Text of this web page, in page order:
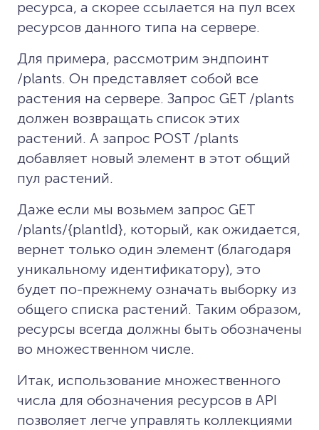
ресурса, а скорее ссылается на пул всех
ресурсов данного типа на сервере.
Для примера, рассмотрим эндпоинт
/plants. Он представляет собой все
растения на сервере. Запрос GET /plants
должен возвращать список этих
растений. А запрос POST /plants
добавляет новый элемент в этот общий
пул растений.
Даже если мы возьмем запрос GET
/plants/{plantId}, который, как ожидается,
вернет только один элемент (благодаря
уникальному идентификатору), это
будет по-прежнему означать выборку из
общего списка растений. Таким образом,
ресурсы всегда должны быть обозначены
во множественном числе.
Итак, использование множественного
числа для обозначения ресурсов в API
позволяет легче управлять коллекциями